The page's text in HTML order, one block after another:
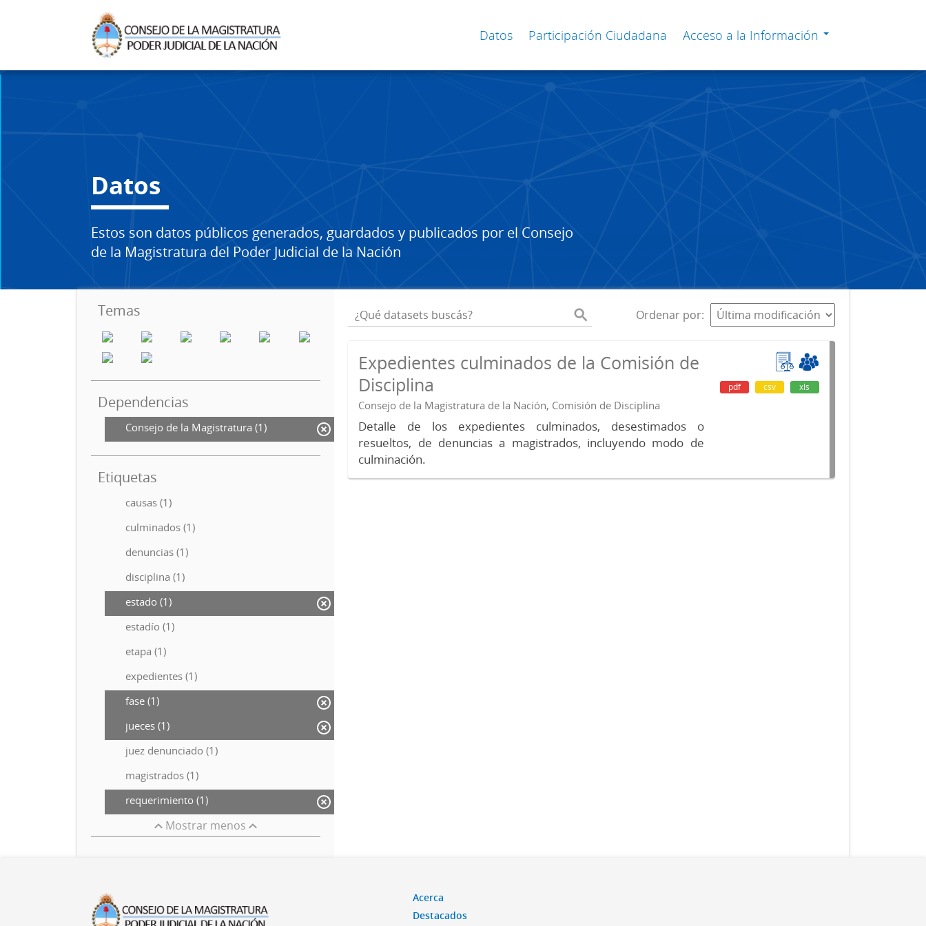
Datos Participación Ciudadana Acceso a la Información
Datos
Estos son datos públicos generados, guardados y publicados por el Consejo
de la Magistratura del Poder Judicial de la Nación
Temas
Dependencias
Consejo de la Magistratura (1)
Etiquetas
causas (1)
culminados (1)
denuncias (1)
disciplina (1)
estado (1)
estadío (1)
etapa (1)
expedientes (1)
fase (1)
jueces (1)
juez denunciado (1)
magistrados (1)
requerimiento (1)
Mostrar menos
Ordenar por
Expedientes culminados de la Comisión de
Disciplina
Consejo de la Magistratura de la Nación, Comisión de Disciplina
Detalle de los expedientes culminados, desestimados o
resueltos, de denuncias a magistrados, incluyendo modo de
culminación.
pdf csv xls
Acerca
Destacados